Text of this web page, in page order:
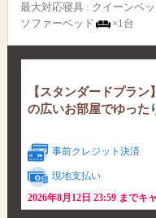
最大対応寝具 : クイーンベ
ソファーベッド
×1台
【スタンダードプラ
の広いお部屋でゆった
事前クレジット決済
現地支払い
2026年8月12日 23:59 までキ